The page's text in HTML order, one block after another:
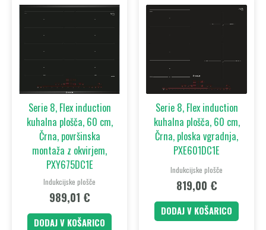
Serie 8, Flex induction
kuhalna plošča, 60 cm,
Črna, površinska
montaža z okvirjem,
PXY675DC1E
Indukcijske plošče
989,01 €
DODAJ V KOŠARICO
Serie 8, Flex induction
kuhalna plošča, 60 cm,
Črna, ploska vgradnja,
PXE601DC1E
Indukcijske plošče
819,00 €
DODAJ V KOŠARICO